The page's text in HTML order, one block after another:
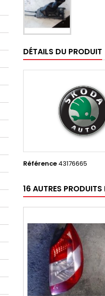
DÉTAILS DU PRODUIT
Référence 43176665
16 AUTRES